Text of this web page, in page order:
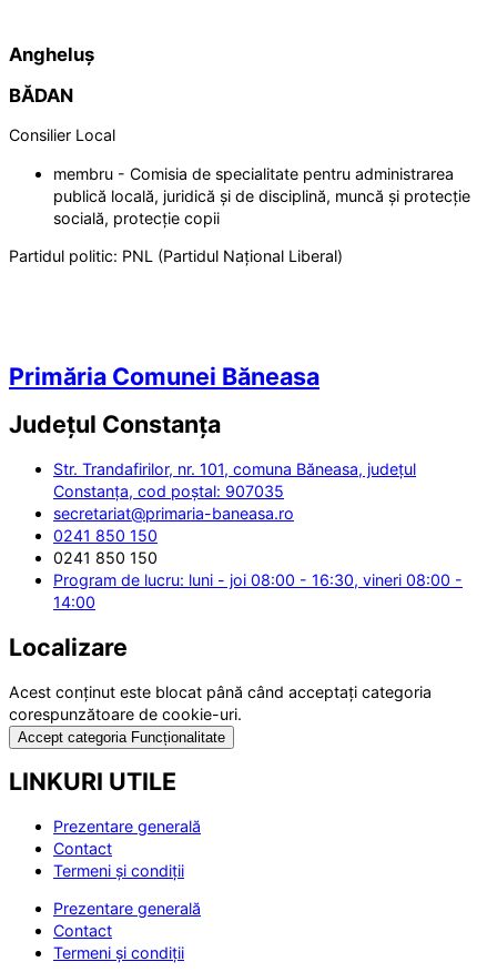
Angheluș
BĂDAN
Consilier Local
membru - Comisia de specialitate pentru administrarea
publică locală, juridică și de disciplină, muncă și protecție
socială, protecție copii
Partidul politic: PNL (Partidul Național Liberal)
Primăria Comunei Băneasa
Județul Constanța
Str. Trandafirilor, nr. 101, comuna Băneasa, județul
Constanța, cod poștal: 907035
secretariat@primaria-baneasa.ro
0241 850 150
0241 850 150
Program de lucru: luni - joi 08:00 - 16:30, vineri 08:00 -
14:00
Localizare
Acest conținut este blocat până când acceptați categoria
corespunzătoare de cookie-uri.
Accept categoria Funcționalitate
LINKURI UTILE
Prezentare generală
Contact
Termeni și condiții
Prezentare generală
Contact
Termeni și condiții